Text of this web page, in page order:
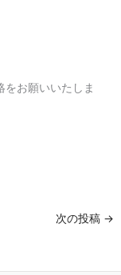
をお願いいたしま
次の投稿 →